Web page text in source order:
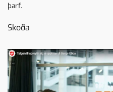
þarf.
Skoða